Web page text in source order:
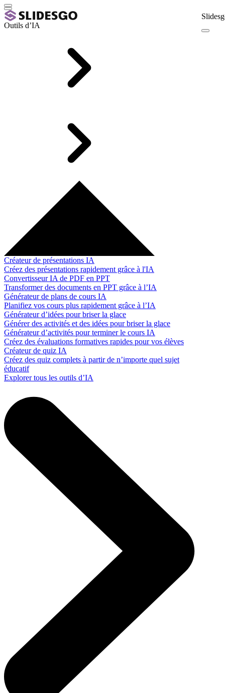
Outils d’IA
Créateur de présentations IA
Créez des présentations rapidement grâce à l'IA
Convertisseur IA de PDF en PPT
Transformer des documents en PPT grâce à l’IA
Générateur de plans de cours IA
Planifiez vos cours plus rapidement grâce à l’IA
Générateur d’idées pour briser la glace
Générer des activités et des idées pour briser la glace
Générateur d’activités pour terminer le cours IA
Créez des évaluations formatives rapides pour vos élèves
Créateur de quiz IA
Créez des quiz complets à partir de n’importe quel sujet
éducatif
Explorer tous les outils d’IA